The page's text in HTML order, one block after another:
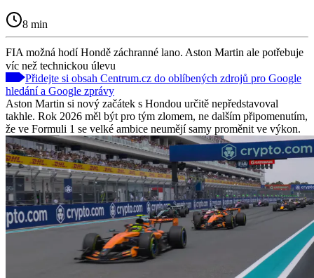
8 min
FIA možná hodí Hondě záchranné lano. Aston Martin ale potřebuje
víc než technickou úlevu
Přidejte si obsah Centrum.cz do oblíbených zdrojů pro Google
hledání a Google zprávy
Aston Martin si nový začátek s Hondou určitě nepředstavoval
takhle. Rok 2026 měl být pro tým zlomem, ne dalším připomenutím,
že ve Formuli 1 se velké ambice neumějí samy proměnit ve výkon.